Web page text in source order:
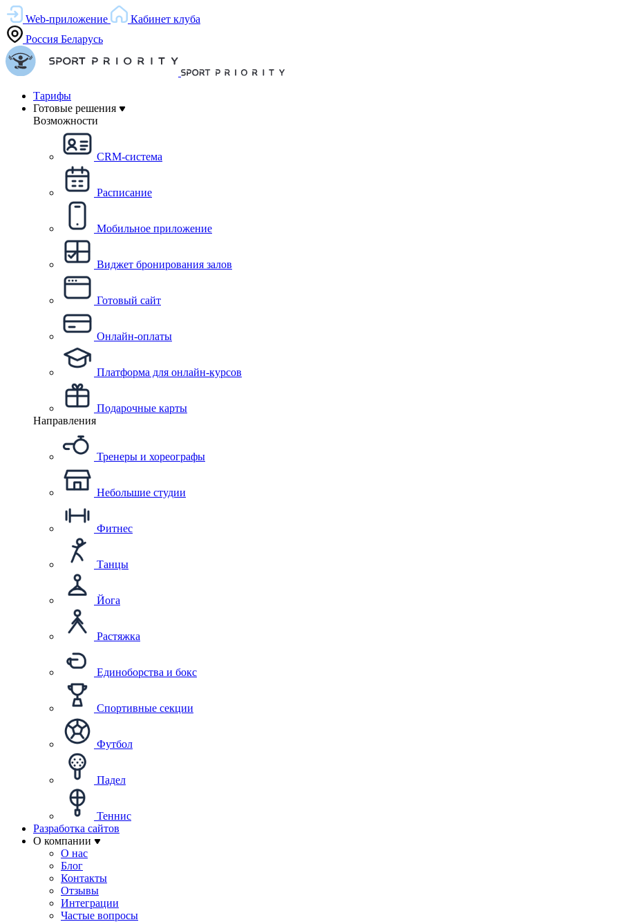
Web-приложение
Кабинет клуба
Россия Беларусь
Тарифы
Готовые решения
Возможности
CRM-система
Расписание
Мобильное приложение
Виджет бронирования залов
Готовый сайт
Онлайн-оплаты
Платформа для онлайн-курсов
Подарочные карты
Направления
Тренеры и хореографы
Небольшие студии
Фитнес
Танцы
Йога
Растяжка
Единоборства и бокс
Спортивные секции
Футбол
Падел
Теннис
Разработка сайтов
О компании
О нас
Блог
Контакты
Отзывы
Интеграции
Частые вопросы